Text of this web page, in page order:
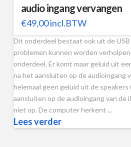
audio ingang vervangen
€49,00incl.BTW
Dit onderdeel bestaat ook uit de
problemen kunnen worden
onderdeel. Er komt maar geluid uit
na het aansluiten op de audioingang
helemaal geen geluid uit de
aansluiten op de audioingang van de
niet op. De computer herkent ...
Lees verder